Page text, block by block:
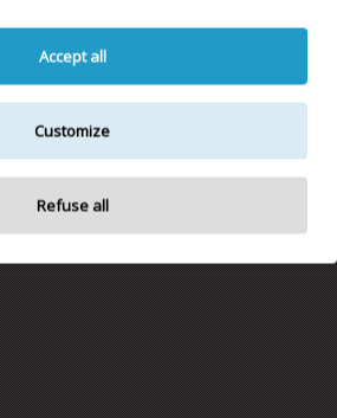
Accept all
Customize
Refuse all